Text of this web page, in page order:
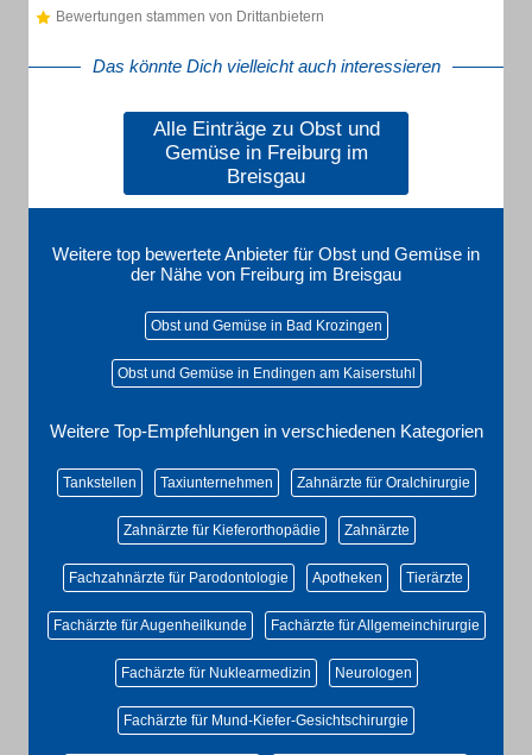
Bewertungen stammen von Drittanbietern
Das könnte Dich vielleicht auch interessieren
Alle Einträge zu Obst und
Gemüse in Freiburg im
Breisgau
Weitere top bewertete Anbieter für Obst und Gemüse in
der Nähe von Freiburg im Breisgau
Obst und Gemüse in Bad Krozingen
Obst und Gemüse in Endingen am Kaiserstuhl
Weitere Top-Empfehlungen in verschiedenen Kategorien
Tankstellen Taxiunternehmen Zahnärzte für Oralchirurgie
Zahnärzte für Kieferorthopädie Zahnärzte
Fachzahnärzte für Parodontologie Apotheken Tierärzte
Fachärzte für Augenheilkunde Fachärzte für Allgemeinchirurgie
Fachärzte für Nuklearmedizin Neurologen
Fachärzte für Mund-Kiefer-Gesichtschirurgie